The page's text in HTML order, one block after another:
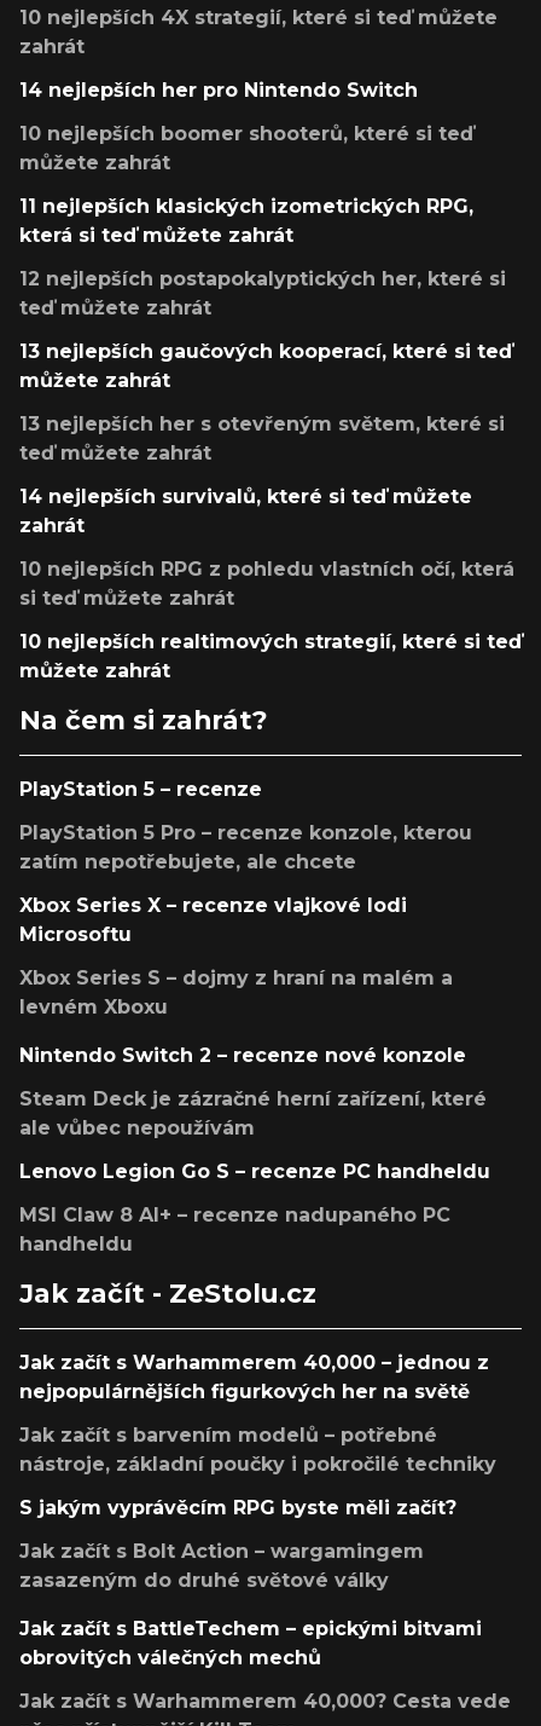
10 nejlepších 4X strategií, které si teď můžete
zahrát
14 nejlepších her pro Nintendo Switch
10 nejlepších boomer shooterů, které si teď
můžete zahrát
11 nejlepších klasických izometrických RPG,
která si teď můžete zahrát
12 nejlepších postapokalyptických her, které si
teď můžete zahrát
13 nejlepších gaučových kooperací, které si teď
můžete zahrát
13 nejlepších her s otevřeným světem, které si
teď můžete zahrát
14 nejlepších survivalů, které si teď můžete
zahrát
10 nejlepších RPG z pohledu vlastních očí, která
si teď můžete zahrát
10 nejlepších realtimových strategií, které si teď
můžete zahrát
Na čem si zahrát?
PlayStation 5 – recenze
PlayStation 5 Pro – recenze konzole, kterou
zatím nepotřebujete, ale chcete
Xbox Series X – recenze vlajkové lodi
Microsoftu
Xbox Series S – dojmy z hraní na malém a
levném Xboxu
Nintendo Switch 2 – recenze nové konzole
Steam Deck je zázračné herní zařízení, které
ale vůbec nepoužívám
Lenovo Legion Go S – recenze PC handheldu
MSI Claw 8 AI+ – recenze nadupaného PC
handheldu
Jak začít - ZeStolu.cz
Jak začít s Warhammerem 40,000 – jednou z
nejpopulárnějších figurkových her na světě
Jak začít s barvením modelů – potřebné
nástroje, základní poučky i pokročilé techniky
S jakým vyprávěcím RPG byste měli začít?
Jak začít s Bolt Action – wargamingem
zasazeným do druhé světové války
Jak začít s BattleTechem – epickými bitvami
obrovitých válečných mechů
Jak začít s Warhammerem 40,000? Cesta vede